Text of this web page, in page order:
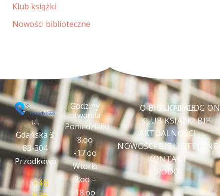
Klub książki
Nowości biblioteczne
ul.
Gdańska 3
83-304
Przodkowo
+48
Godziny
otwarcia
Poniedziałki
8.oo
-17.oo
Wtorki
8.oo –
18.oo
O BIBLIOTECE
KLUB KSIĄŻKI
AKTUALNOŚCI
NOWOŚCI BIBLIOTECZNE
KONTAKT
RODO
KATALOG
BIP